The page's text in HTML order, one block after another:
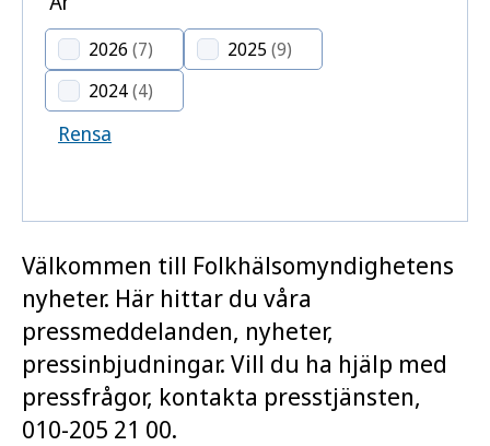
2026 (7) 2025 (9)
2024(4)
Rensa
Välkommen till Folkhälsomyndighetens
nyheter. Här hittar du våra
pressmeddelanden, nyheter,
pressinbjudningar. Vill du ha hjälp med
pressfrågor, kontakta presstjänsten,
010-205 21 00.